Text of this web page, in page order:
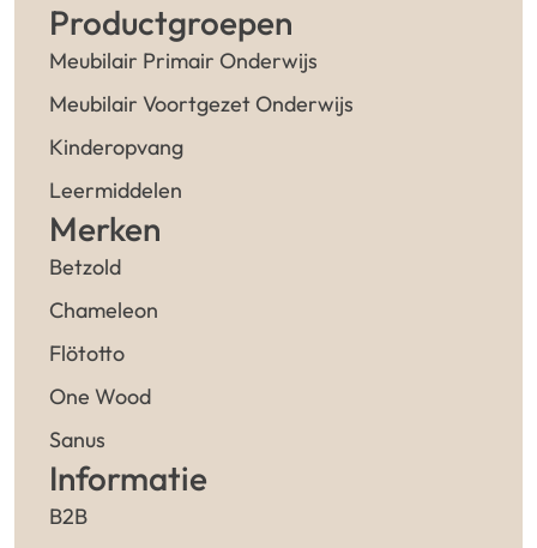
Productgroepen
Meubilair Primair Onderwijs
Meubilair Voortgezet Onderwijs
Kinderopvang
Leermiddelen
Merken
Betzold
Chameleon
Flötotto
One Wood
Sanus
Informatie
B2B